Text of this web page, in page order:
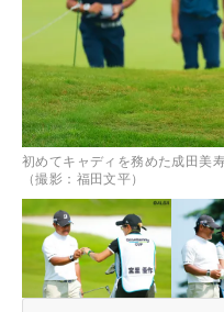
初めてキャディを務めた成田美
（撮影：福田文平）